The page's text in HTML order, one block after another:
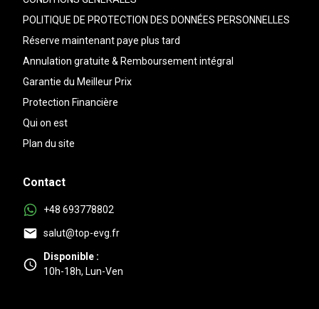
POLITIQUE DE PROTECTION DES DONNÉES PERSONNELLES
Réserve maintenant paye plus tard
Annulation gratuite & Remboursement intégral
Garantie du Meilleur Prix
Protection Financière
Qui on est
Plan du site
Contact
+48 693778802
salut@top-evg.fr
Disponible :
10h-18h, Lun-Ven